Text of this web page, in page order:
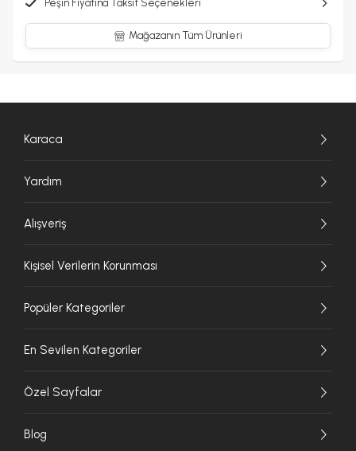
Peşin Fiyatına Taksit Seçenekleri
Mağazanın Tüm Ürünleri
Karaca
Yardım
Alışveriş
Kişisel Verilerin Korunması
Popüler Kategoriler
En Sevilen Kategoriler
Özel Sayfalar
Blog